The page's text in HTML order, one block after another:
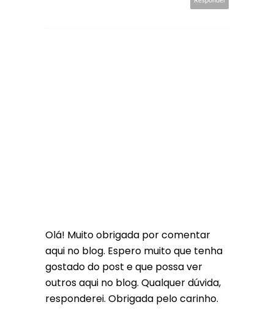
Olá! Muito obrigada por comentar
aqui no blog. Espero muito que tenha
gostado do post e que possa ver
outros aqui no blog. Qualquer dúvida,
responderei. Obrigada pelo carinho.